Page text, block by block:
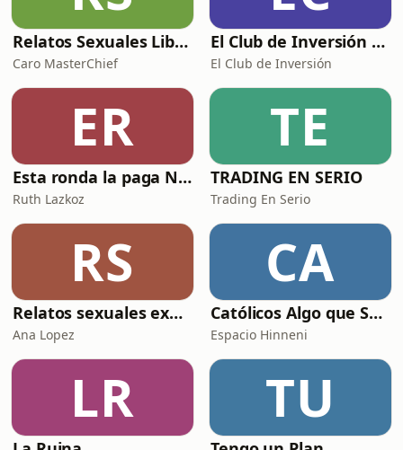
Relatos Sexuales Liberales
Caro MasterChief
El Club de Inversión podcast
El Club de Inversión
ER
Esta ronda la paga Newton
Ruth Lazkoz
TE
TRADING EN SERIO
Trading En Serio
RS
Relatos sexuales explícitos
Ana Lopez
CA
Católicos Algo que Saber
Espacio Hinneni
LR TU